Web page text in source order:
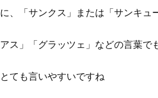
、「サンクス」または「サンキュ
ス」「グラッツェ」などの言葉で
ても言いやすいですね